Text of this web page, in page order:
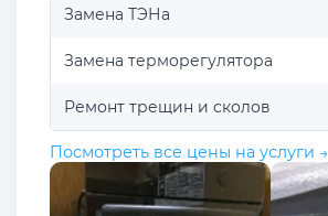
Замена ТЭНа
Замена терморегулятора
Ремонт трещин и сколов
Посмотреть все цены на услуги →